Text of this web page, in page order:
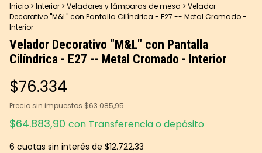
Inicio > Interior > Veladores y lámparas de mesa > Velador
Decorativo "M&L" con Pantalla Cilíndrica - E27 -- Metal Cromado -
Interior
Velador Decorativo "M&L" con Pantalla
Cilíndrica - E27 -- Metal Cromado - Interior
$76.334
Precio sin impuestos $63.085,95
$64.883,90 con Transferencia o depósito
6 cuotas sin interés de $12.722,33